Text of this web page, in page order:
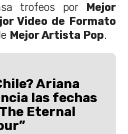
trofeos por Mejor
Video de Formato
Mejor Artista Pop.
Ariana
las fechas
Eternal